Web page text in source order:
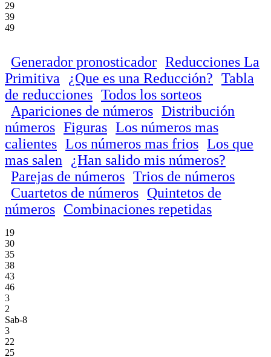
29
39
49
Generador pronosticador Reducciones La
Primitiva
¿Que es una Reducción? Tabla
de reducciones Todos los sorteos
Apariciones de números Distribución
números Figuras Los números mas
calientes Los números mas frios Los que
mas salen
¿Han salido mis números?
Parejas de números Trios de números
Cuartetos de números Quintetos de
números Combinaciones repetidas
19
30
35
38
43
46
3
2
Sab-8
3
22
25